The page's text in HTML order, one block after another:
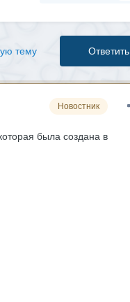
Ответить
тему
Новостник
была создана в